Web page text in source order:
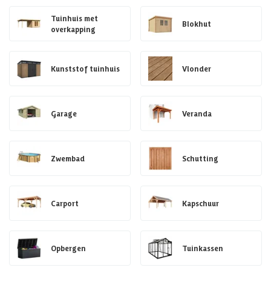
Tuinhuis met
overkapping
Blokhut
Kunststof tuinhuis Vlonder
Garage Veranda
Zwembad Schutting
Carport Kapschuur
Opbergen Tuinkassen